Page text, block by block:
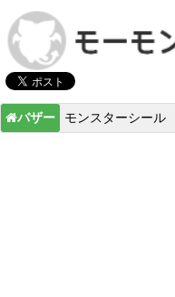
バザー モンスターシール